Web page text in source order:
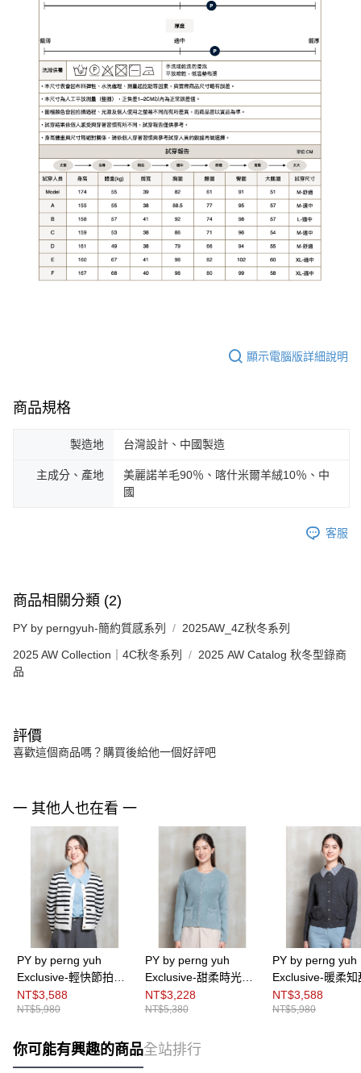
顯示電腦版詳細說明
商品規格
製造地 台灣設計、中國製造
主成分、產地
美麗諾羊毛90％、喀什米爾羊絨10％、中
國
客服
商品相關分類 (2)
PY by perngyuh-簡約質感系列 2025AW_4Z秋冬系列
2025 AW Collection｜4C秋冬系列
2025 AW Catalog 秋冬型錄商
品
評價
喜歡這個商品嗎？購買後給他一個好評吧
一 其他人也在看 一
PY by perng yuh
Exclusive-輕快節拍條
紋針織開襟衫
NT$3,588
NT$5,980
PY by perng yuh
Exclusive-甜柔時光仿
皮草絨毛針織開襟衫
NT$3,228
NT$5,380
PY by perng yuh
Exclusive-暖柔知
動領羊毛針織開
NT$3,588
NT$5,980
你可能有興趣的商品全站排行